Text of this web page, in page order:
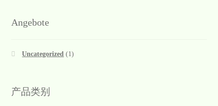
Angebote
Uncategorized (1)
产品类别